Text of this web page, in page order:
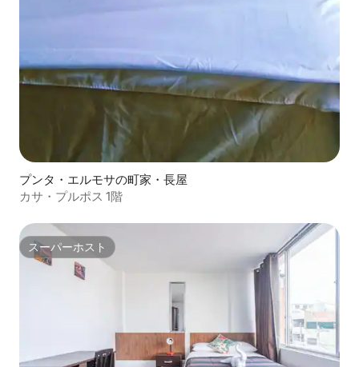
プンタ・エルモサの町家・長屋
カサ・プルポス 1階
スーパーホスト
スーパーホスト